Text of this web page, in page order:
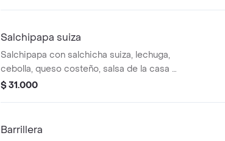
Salchipapa suiza
Salchipapa con salchicha suiza, lechuga,
cebolla, queso costeño, salsa de la casa y
tártara.
$ 31.000
Barrillera